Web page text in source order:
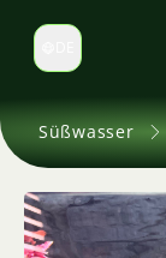
Sprache
Süßwasser